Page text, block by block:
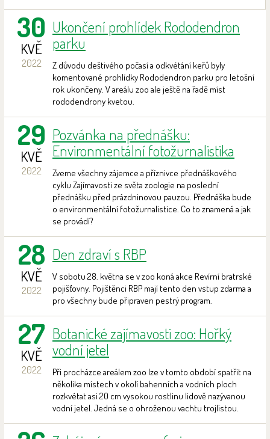
30
KVĚ
2022
Ukončení prohlídek Rododendron
parku
Z důvodu deštivého počasí a odkvétání keřů byly
komentované prohlídky Rododendron parku pro letošní
rok ukončeny. V areálu zoo ale ještě na řadě míst
rododendrony kvetou.
29
KVĚ
2022
Pozvánka na přednášku:
Environmentální fotožurnalistika
Zveme všechny zájemce a příznivce přednáškového
cyklu Zajímavosti ze světa zoologie na poslední
přednášku před prázdninovou pauzou. Přednáška bude
o environmentální fotožurnalistice. Co to znamená a jak
se provádí?
28
KVĚ
2022
Den zdraví s RBP
V sobotu 28. května se v zoo koná akce Revírní bratrské
pojišťovny. Pojištěnci RBP mají tento den vstup zdarma a
pro všechny bude připraven pestrý program.
27
KVĚ
2022
Botanické zajímavosti zoo: Hořký
vodní jetel
Při procházce areálem zoo lze v tomto období spatřit na
několika místech v okolí bahenních a vodních ploch
rozkvétat asi 20 cm vysokou rostlinu lidově nazývanou
vodní jetel. Jedná se o ohroženou vachtu trojlistou.